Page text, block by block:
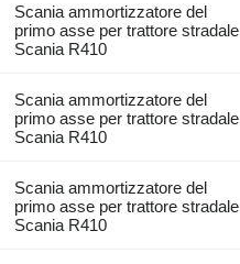
Scania ammortizzatore del
primo asse per trattore stradale
Scania R410
Scania ammortizzatore del
primo asse per trattore stradale
Scania R410
Scania ammortizzatore del
primo asse per trattore stradale
Scania R410